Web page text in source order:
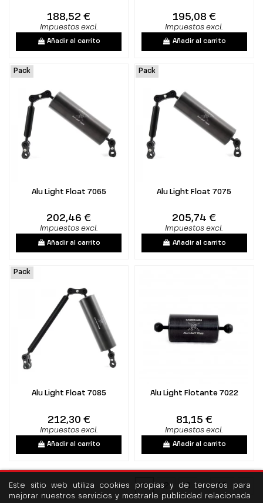
188,52 €
Impuestos excl.
Añadir al carrito
195,08 €
Impuestos excl.
Añadir al carrito
Pack
Alu Light Float 7065
202,46 €
Impuestos excl.
Añadir al carrito
Pack
Alu Light Float 7075
205,74 €
Impuestos excl.
Añadir al carrito
Pack
Alu Light Float 7085
212,30 €
Impuestos excl.
Añadir al carrito
Alu Light Flotante 7022
81,15 €
Impuestos excl.
Añadir al carrito
1 2 3 … 10
Este sitio web utiliza cookies propias y de terceros para
mejorar nuestros servicios y mostrarle publicidad relacionada